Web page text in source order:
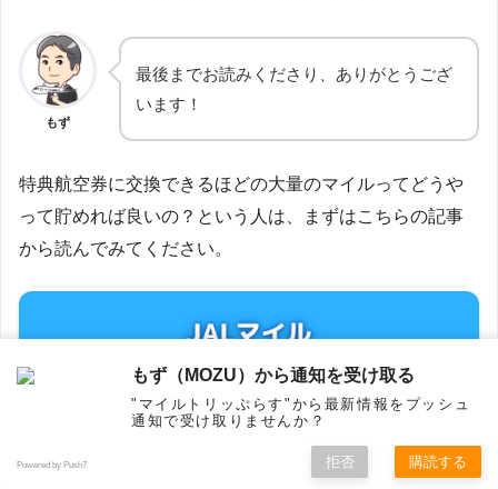
もず
最後までお読みくださり、ありがとうござ
います！
特典航空券に交換できるほどの大量のマイルってどうや
って貯めれば良いの？という人は、まずはこちらの記事
から読んでみてください。
ホーム メニュー トップ
もず（MOZU）から通知を受け取る
"マイルトリッぷらす"から最新情報をプッシュ
通知で受け取りませんか？
Powered by Push7 拒否 購読する